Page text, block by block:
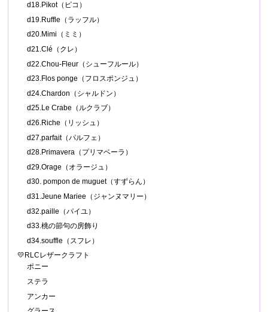
d18.Pikot（ピコ）
d19.Ruffle（ラッフル）
d20.Mimi（ミミ）
d21.Clé（クレ）
d22.Chou-Fleur（シューフルール）
d23.Flos ponge（フロスポンジュ）
d24.Chardon（シャルドン）
d25.Le Crabe（ルクラブ）
d26.Riche（リッシュ）
d27.parfait（パルフェ）
d28.Primavera（プリマベーラ）
d29.Orage（オラージュ）
d30. pompon de muguet（すずらん）
d31.Jeune Mariee（ジャンヌマリー）
d32.paille（パイユ）
d33.桃の節句の房飾り
d34.souffle（スフレ）
💛RLCレザークラフト
ポニー
ステラ
アンカー